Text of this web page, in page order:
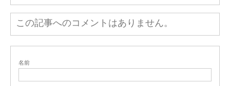
この記事へのコメントはありません。
名前